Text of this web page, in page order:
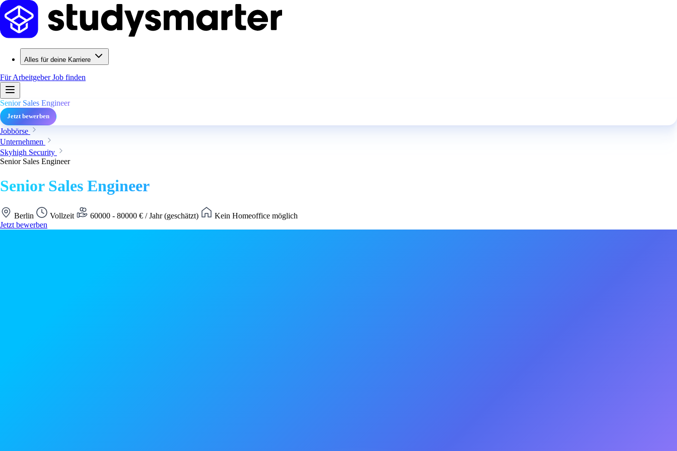
Alles für deine Karriere
Für ArbeitgeberJob finden
Senior Sales Engineer
Jetzt bewerben
Jobbörse
Unternehmen
Skyhigh Security
Senior Sales Engineer
Senior Sales Engineer
Berlin Vollzeit 60000 - 80000 € / Jahr (geschätzt)
Kein Homeoffice möglich
Jetzt bewerben